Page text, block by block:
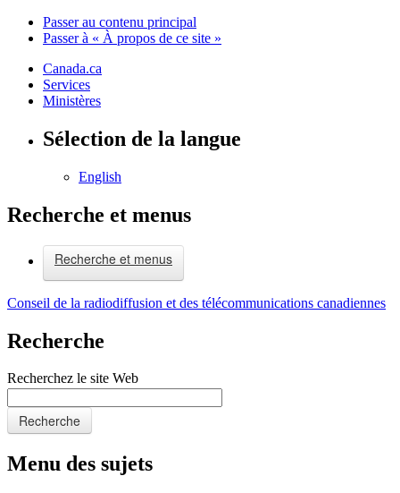
Passer au contenu principal
Passer à « À propos de ce site »
Canada.ca
Services
Ministères
Sélection de la langue
English
Recherche et menus
Recherche et menus
Conseil de la radiodiffusion et des télécommunications canadiennes
Recherche
Recherchez le site Web
Recherche
Menu des sujets